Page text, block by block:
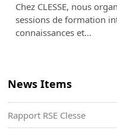
Chez CLESSE, nous
sessions de formation
connaissances et…
News Items
Rapport RSE Clesse